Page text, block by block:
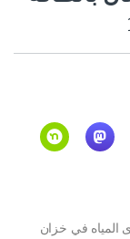
المياه في خزان